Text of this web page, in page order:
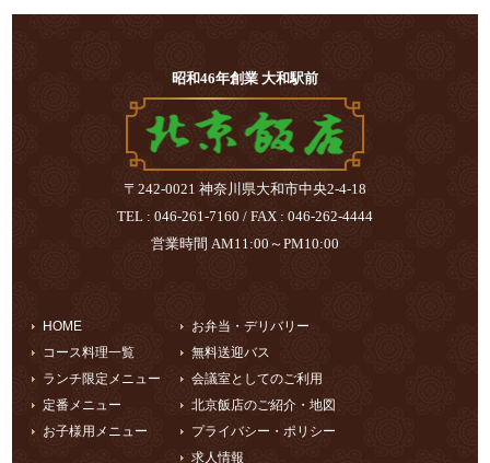
昭和46年創業 大和駅前
〒242-0021 神奈川県大和市中央2-4-18
TEL : 046-261-7160 / FAX : 046-262-4444
営業時間 AM11:00～PM10:00
HOME
コース料理一覧
ランチ限定メニュー
定番メニュー
お子様用メニュー
お弁当・デリバリー
無料送迎バス
会議室としてのご利用
北京飯店のご紹介・地図
プライバシー・ポリシー
求人情報